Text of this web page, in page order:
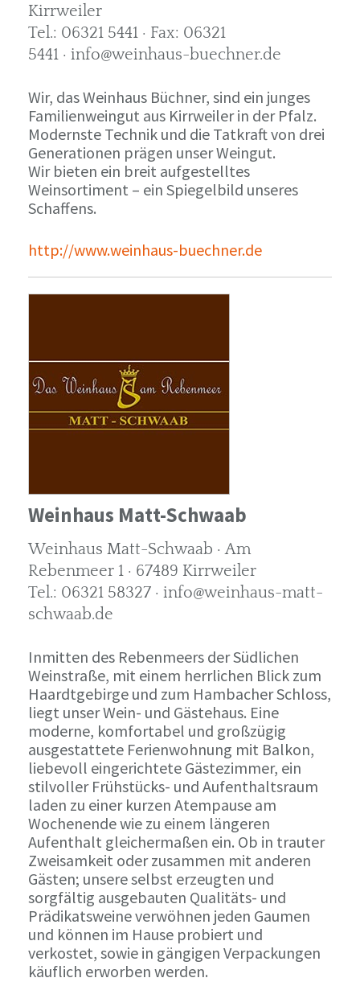
Kirrweiler
Tel.: 06321 5441 · Fax: 06321
5441 · info@weinhaus-buechner.de
Wir, das Weinhaus Büchner, sind ein junges
Familienweingut aus Kirrweiler in der Pfalz.
Modernste Technik und die Tatkraft von drei
Generationen prägen unser Weingut.
Wir bieten ein breit aufgestelltes
Weinsortiment – ein Spiegelbild unseres
Schaffens.
http://www.weinhaus-buechner.de
Weinhaus Matt-Schwaab
Weinhaus Matt-Schwaab · Am
Rebenmeer 1 · 67489 Kirrweiler
Tel.: 06321 58327 · info@weinhaus-matt-
schwaab.de
Inmitten des Rebenmeers der Südlichen
Weinstraße, mit einem herrlichen Blick zum
Haardtgebirge und zum Hambacher Schloss,
liegt unser Wein- und Gästehaus. Eine
moderne, komfortabel und großzügig
ausgestattete Ferienwohnung mit Balkon,
liebevoll eingerichtete Gästezimmer, ein
stilvoller Frühstücks- und Aufenthaltsraum
laden zu einer kurzen Atempause am
Wochenende wie zu einem längeren
Aufenthalt gleichermaßen ein. Ob in trauter
Zweisamkeit oder zusammen mit anderen
Gästen; unsere selbst erzeugten und
sorgfältig ausgebauten Qualitäts- und
Prädikatsweine verwöhnen jeden Gaumen
und können im Hause probiert und
verkostet, sowie in gängigen Verpackungen
käuflich erworben werden.